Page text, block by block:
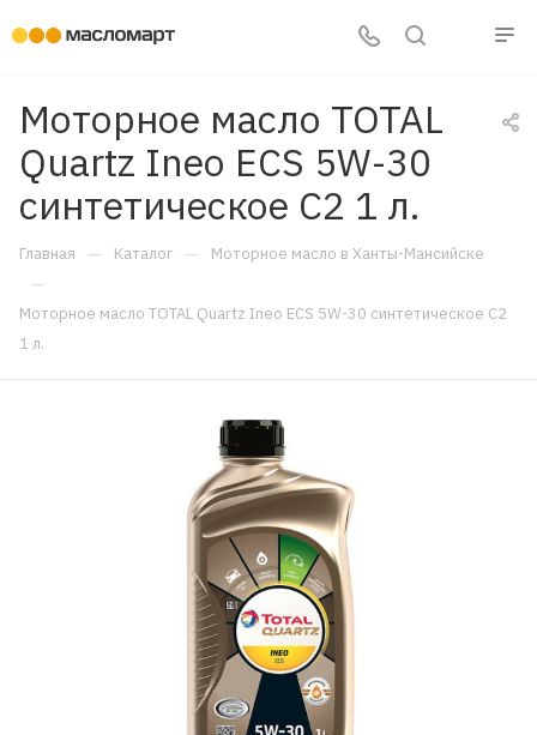
Моторное масло TOTAL
Quartz Ineo ECS 5W-30
синтетическое C2 1 л.
Главная — Каталог — Моторное масло в Ханты-Мансийске
—
Моторное масло TOTAL Quartz Ineo ECS 5W-30 синтетическое C2
1 л.